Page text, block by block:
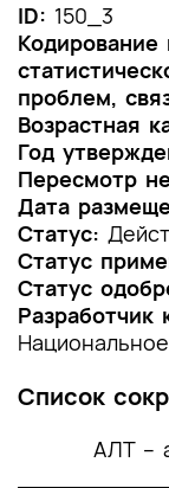
1. Краткая
состоянию
состояний)
1.1
(группы
1.2 Этиология
состояния
состояний)
1.3
(группы
1.4
состояний)
ID: 150_3
проблем,
Возрастная
Год
Пересмотр
Дата
Статус:
Статус
Статус
Разработчик
Список
АЛТ –